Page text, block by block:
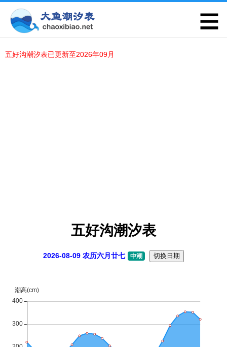
五好沟潮汐表已更新至2026年09月
五好沟潮汐表
2026-08-09 农历六月廿七 中潮 切换日期